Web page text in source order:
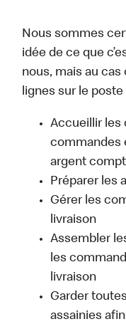
Nous sommes
idée de ce que
nous, mais au
lignes sur le poste
Accueillir les
commandes
argent
Préparer les
Gérer les
livraison
Assembler
les
livraison
Garder
assainies